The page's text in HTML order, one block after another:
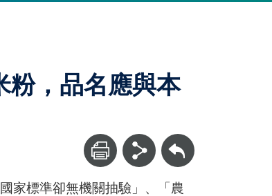
粉，品名應與本
回上一頁
家標準卻無機關抽驗」、「農